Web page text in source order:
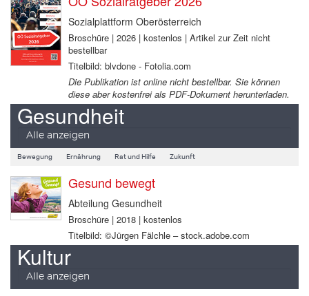
Sozialplattform Oberösterreich
Broschüre | 2026 | kostenlos | Artikel zur Zeit nicht
bestellbar
Titelbild: blvdone - Fotolia.com
Die Publikation ist online nicht bestellbar. Sie können
diese aber kostenfrei als PDF-Dokument herunterladen.
Gesundheit
Alle anzeigen
Bewegung Ernährung Rat und Hilfe Zukunft
Gesund bewegt
Abteilung Gesundheit
Broschüre | 2018 | kostenlos
Titelbild: ©Jürgen Fälchle – stock.adobe.com
Kultur
Alle anzeigen